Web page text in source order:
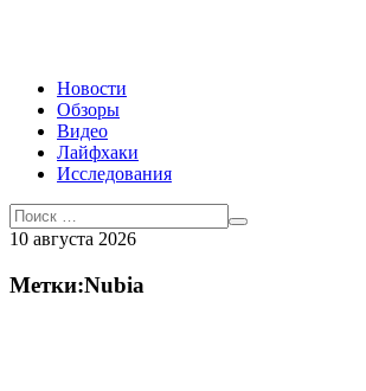
Новости
Обзоры
Видео
Лайфхаки
Исследования
10 августа 2026
Метки:Nubia